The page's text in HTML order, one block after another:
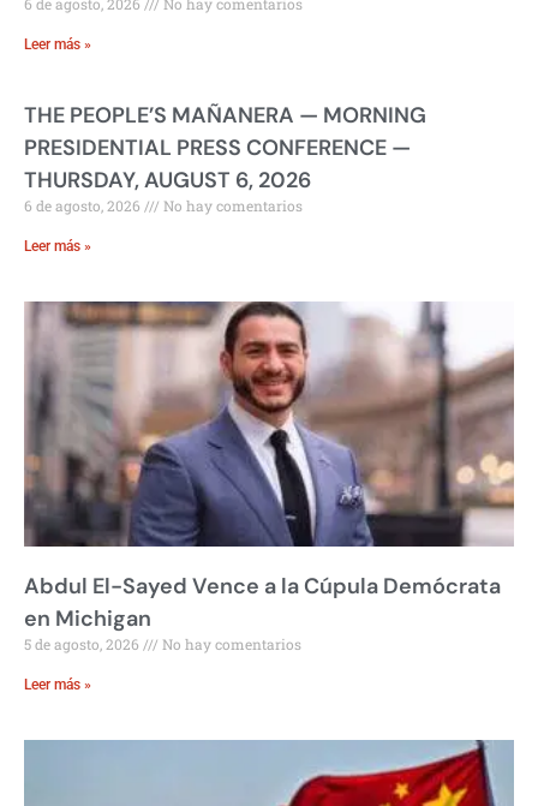
Leer más »
THE PEOPLE’S MAÑANERA — MORNING
PRESIDENTIAL PRESS CONFERENCE —
THURSDAY, AUGUST 6, 2026
6 de agosto, 2026 No hay comentarios
Leer más »
Abdul El-Sayed Vence a la Cúpula Demócrata
en Michigan
5 de agosto, 2026 No hay comentarios
Leer más »